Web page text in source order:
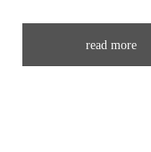
read more